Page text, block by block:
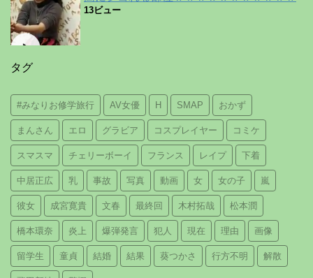
13ビュー
タグ
#みなりお修学旅行 AV女優 H SMAP おかず
まんさん エロ グラビア コスプレイヤー コミケ
スマスマ チェリーボーイ フランス レイプ 下着
中居正広 乳 事故 写真 動画 女 女の子 嵐
彼女 成宮寛貴 文春 最終回 木村拓哉 松本潤
橋本環奈 炎上 爆弾発言 犯人 現在 理由 画像
留学生 童貞 結婚 結果 葵つかさ 行方不明 解散